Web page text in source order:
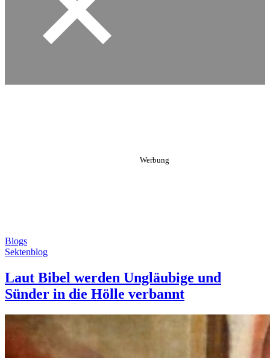
Blogs
Sektenblog
Laut Bibel werden Ungläubige und
Sünder in die Hölle verbannt